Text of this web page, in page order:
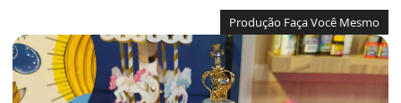
Produção Faça Você Mesmo